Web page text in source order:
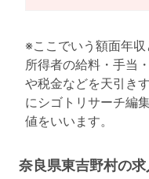
※ここでいう額面年
所得者の給料・手当
や税金などを天引き
にシゴトリサーチ編
値をいいます。
奈良県東吉野村の